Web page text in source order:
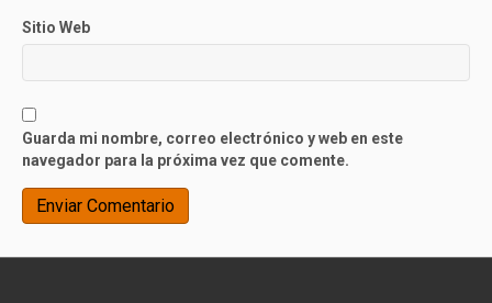
Sitio Web
Guarda mi nombre, correo electrónico y web en este
navegador para la próxima vez que comente.